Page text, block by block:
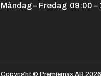
Måndag – Fredag 09:00 –
Copyright © Premiemax AB